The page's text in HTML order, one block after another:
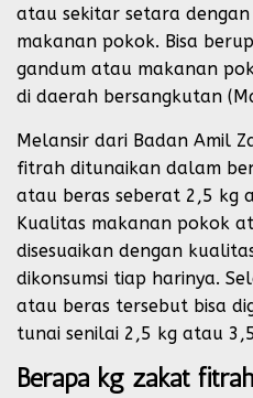
atau sekitar setara
makanan pokok. Bisa
gandum atau makanan
di daerah bersangkutan
Melansir dari Badan Amil
fitrah ditunaikan dalam
atau beras seberat 2,5 kg
Kualitas makanan pokok
disesuaikan dengan
dikonsumsi tiap harinya.
atau beras tersebut bisa
tunai senilai 2,5 kg atau
Berapa kg zakat